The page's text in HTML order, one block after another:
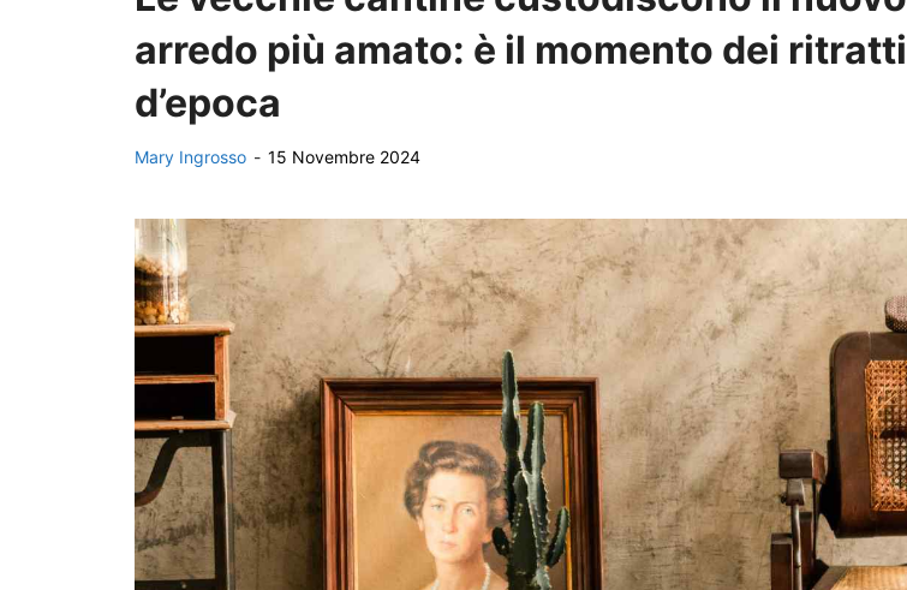
arredo più amato: è il momento dei ritratti
d’epoca
Mary Ingrosso - 15 Novembre 2024